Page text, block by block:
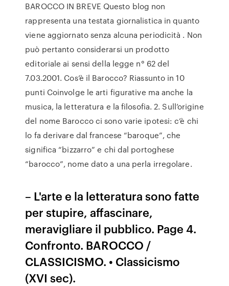
BAROCCO IN BREVE Questo blog non
rappresenta una testata giornalistica in quanto
viene aggiornato senza alcuna periodicità . Non
può pertanto considerarsi un prodotto
editoriale ai sensi della legge n° 62 del
7.03.2001. Cos’è il Barocco? Riassunto in 10
punti Coinvolge le arti figurative ma anche la
musica, la letteratura e la filosofia. 2. Sull’origine
del nome Barocco ci sono varie ipotesi: c’è chi
lo fa derivare dal francese “baroque”, che
significa “bizzarro” e chi dal portoghese
“barocco”, nome dato a una perla irregolare.
– L'arte e la letteratura sono fatte
per stupire, affascinare,
meravigliare il pubblico. Page 4.
Confronto. BAROCCO /
CLASSICISMO. • Classicismo
(XVI sec).